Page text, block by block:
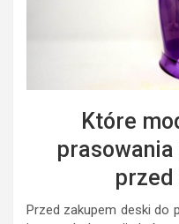
Które
przed
Przed zakupem deski do